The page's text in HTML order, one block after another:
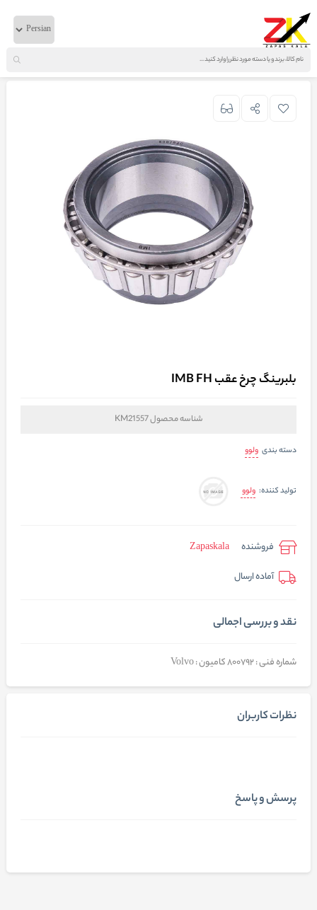
خانه لوازم زیربندی ولوو
بلبرینگ چرخ عقب IMB FH
شناسه محصولKM21557
دسته بندی ولوو
تولید کننده: ولوو
فروشنده
Zapaskala
آماده ارسال
نقد و بررسی اجمالی
شماره فنی : 800792 کامیون : Volvo
نظرات کاربران
پرسش و پاسخ